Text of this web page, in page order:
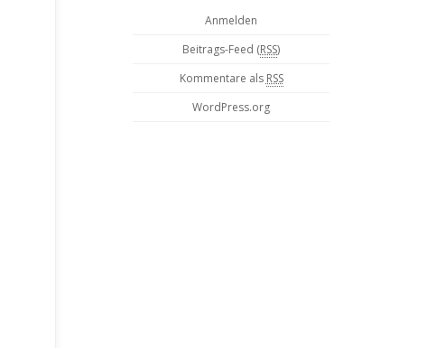
Anmelden
Beitrags-Feed (RSS)
Kommentare als RSS
WordPress.org